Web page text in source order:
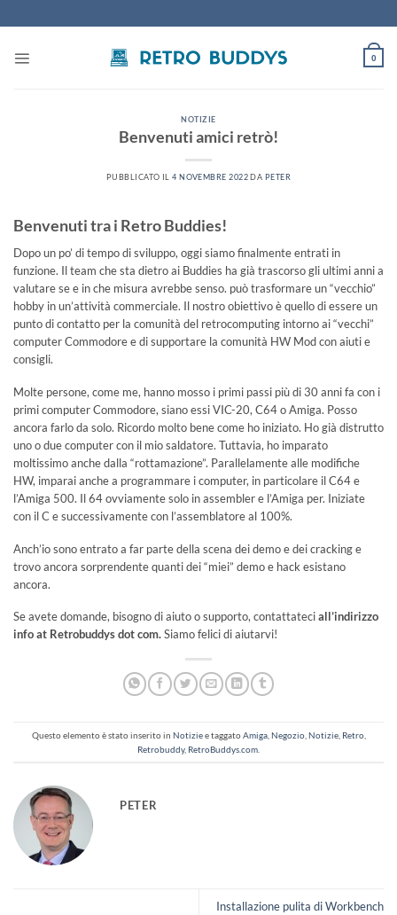
ai
0
NOTIZIE
Benvenuti amici retrò!
PUBBLICATO IL4 NOVEMBRE 2022 DA PETER
Benvenuti tra i Retro Buddies!
Dopo un po’ di tempo di sviluppo, oggi siamo finalmente entrati in
funzione. Il team che sta dietro ai Buddies ha già trascorso gli ultimi anni a
valutare se e in che misura avrebbe senso. può trasformare un “vecchio”
hobby in un’attività commerciale. Il nostro obiettivo è quello di essere un
punto di contatto per la comunità del retrocomputing intorno ai “vecchi”
computer Commodore e di supportare la comunità HW Mod con aiuti e
consigli.
Molte persone, come me, hanno mosso i primi passi più di 30 anni fa con i
primi computer Commodore, siano essi VIC-20, C64 o Amiga. Posso
ancora farlo da solo. Ricordo molto bene come ho iniziato. Ho già distrutto
uno o due computer con il mio saldatore. Tuttavia, ho imparato
moltissimo anche dalla “rottamazione”. Parallelamente alle modifiche
HW, imparai anche a programmare i computer, in particolare il C64 e
l’Amiga 500. Il 64 ovviamente solo in assembler e l’Amiga per. Iniziate
con il C e successivamente con l’assemblatore al 100%.
Anch’io sono entrato a far parte della scena dei demo e dei cracking e
trovo ancora sorprendente quanti dei “miei” demo e hack esistano
ancora.
Se avete domande, bisogno di aiuto o supporto, contattateciall’indirizzo
info at Retrobuddys dot com.Siamo felici di aiutarvi!
Questo elemento è stato inserito in Notiziee taggatoAmiga, Negozio, Notizie, Retro,
Retrobuddy, RetroBuddys.com
PETER
Installazione pulita di Workbench